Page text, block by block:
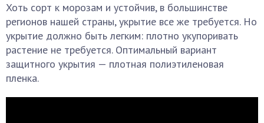
Хоть сорт к морозам и устойчив, в большинстве
регионов нашей страны, укрытие все же требуется. Но
укрытие должно быть легким: плотно укупоривать
растение не требуется. Оптимальный вариант
защитного укрытия — плотная полиэтиленовая
пленка.